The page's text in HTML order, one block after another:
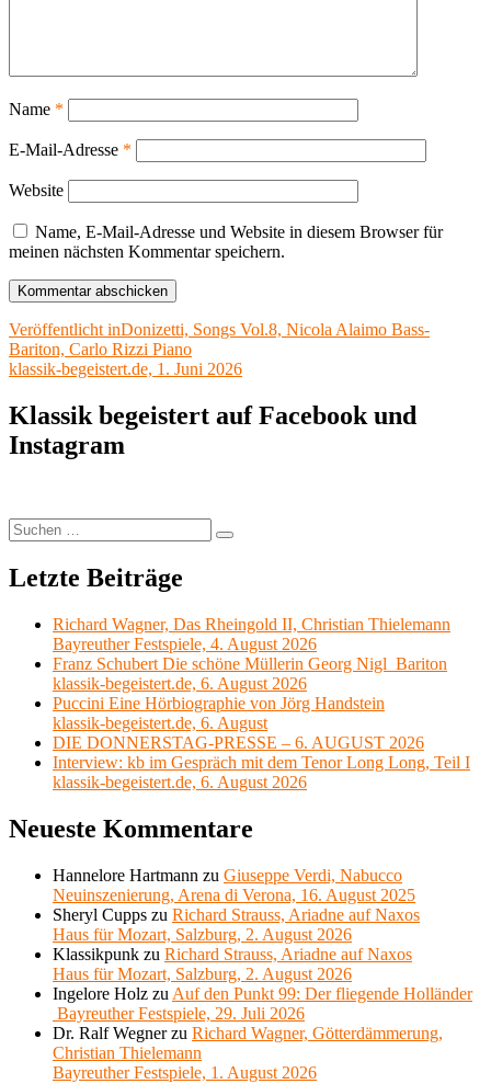
Name *
E-Mail-Adresse *
Website
Name, E-Mail-Adresse und Website in diesem Browser für
meinen nächsten Kommentar speichern.
Beitragsnavigation
Veröffentlicht inDonizetti, Songs Vol.8, Nicola Alaimo Bass-
Bariton, Carlo Rizzi Piano
klassik-begeistert.de, 1. Juni 2026
Klassik begeistert auf Facebook und
Instagram
Suchen
nach:
Suchen
Letzte Beiträge
Richard Wagner, Das Rheingold II, Christian Thielemann
Bayreuther Festspiele, 4. August 2026
Franz Schubert Die schöne Müllerin Georg Nigl Bariton
klassik-begeistert.de, 6. August 2026
Puccini Eine Hörbiographie von Jörg Handstein
klassik-begeistert.de, 6. August
DIE DONNERSTAG-PRESSE – 6. AUGUST 2026
Interview: kb im Gespräch mit dem Tenor Long Long, Teil I
klassik-begeistert.de, 6. August 2026
Neueste Kommentare
Hannelore Hartmann zu Giuseppe Verdi, Nabucco
Neuinszenierung, Arena di Verona, 16. August 2025
Sheryl Cupps zu Richard Strauss, Ariadne auf Naxos
Haus für Mozart, Salzburg, 2. August 2026
Klassikpunk zu Richard Strauss, Ariadne auf Naxos
Haus für Mozart, Salzburg, 2. August 2026
Ingelore Holz zu Auf den Punkt 99: Der fliegende Holländer
Bayreuther Festspiele, 29. Juli 2026
Dr. Ralf Wegnerzu Richard Wagner, Götterdämmerung,
Christian Thielemann
Bayreuther Festspiele, 1. August 2026